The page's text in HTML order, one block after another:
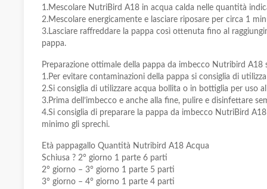
1.Mescolare NutriBird A18 in acqua calda nelle quantità
2.Mescolare energicamente e lasciare riposare per circa 1
3.Lasciare raffreddare la pappa così ottenuta fino al
pappa.
Preparazione ottimale della pappa da imbecco Nutribird A18
1.Per evitare contaminazioni della pappa si consiglia di
2.Si consiglia di utilizzare acqua bollita o in bottiglia per uso
3.Prima dell’imbecco e anche alla fine, pulire e disinfettare
4.Si consiglia di preparare la pappa da imbecco NutriBird
minimo gli sprechi.
Età pappagallo Quantità Nutribird A18 Acqua
Schiusa ? 2° giorno 1 parte 6 parti
2° giorno – 3° giorno 1 parte 5 parti
3° giorno – 4° giorno 1 parte 4 parti